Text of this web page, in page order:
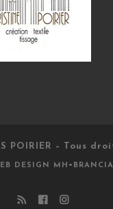
POIRIER – Tous
DESIGN